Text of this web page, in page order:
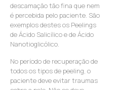
descamação tão fina que nem
é percebida pelo paciente. São
exemplos destes os Peelings
de Ácido Salicílico e de Ácido
Nanotioglicólico.
No período de recuperação de
todos os tipos de peeling, o
paciente deve evitar traumas